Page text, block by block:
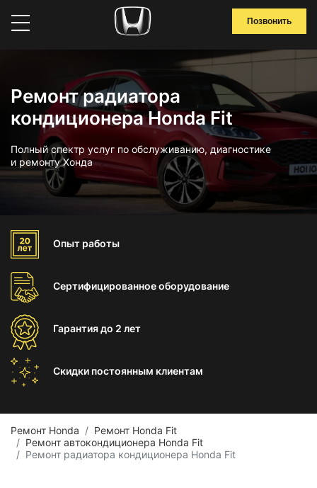
Позвонить
Ремонт радиатора
кондиционера Honda Fit
Полный спектр услуг по обслуживанию, диагностике
и ремонту Хонда
Опыт работы
Сертифицированноеоборудование
Гарантиядо 2 лет
Скидки постоянным клиентам
Ремонт Honda
Ремонт Honda Fit
Ремонт автокондиционера Honda Fit
Ремонт радиатора кондиционера Honda Fit